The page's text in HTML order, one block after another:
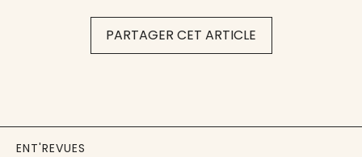
PARTAGER CET ARTICLE
ENT'REVUES